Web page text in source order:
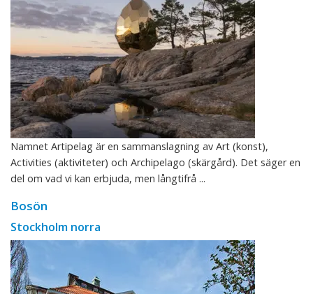
Namnet Artipelag är en sammanslagning av Art (konst),
Activities (aktiviteter) och Archipelago (skärgård). Det säger en
del om vad vi kan erbjuda, men långtifrå ...
Bosön
Stockholm norra